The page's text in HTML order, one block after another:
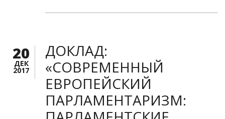
20
ДЕК
2017
ДОКЛАД:
«СОВРЕМЕННЫЙ
ЕВРОПЕЙСКИЙ
ПАРЛАМЕНТАРИЗМ: